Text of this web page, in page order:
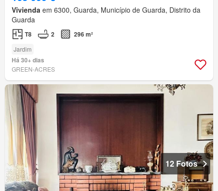
Vivienda em 6300, Guarda, Município de Guarda, Distrito da
Guarda
T8 2 296 m²
Jardim
Há 30+ dias
GREEN-ACRES
12 Fotos